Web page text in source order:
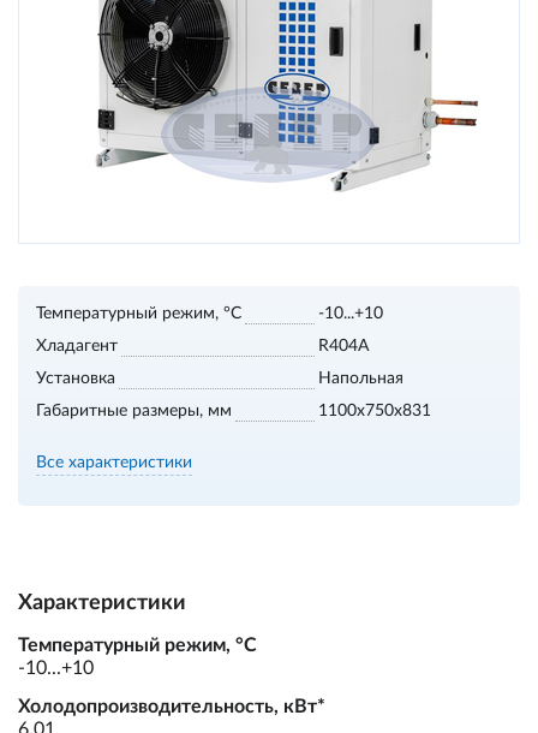
Температурный режим, °С
-10...+10
Хладагент
R404A
Установка
Напольная
Габаритные размеры, мм
1100х750х831
Все характеристики
Характеристики
Температурный режим, °С
-10...+10
Холодопроизводительность, кВт*